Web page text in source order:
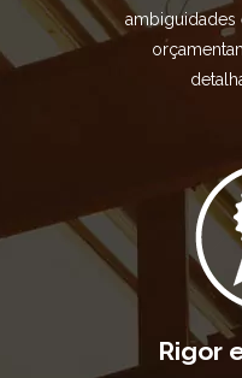
ambiguidades
Rigor